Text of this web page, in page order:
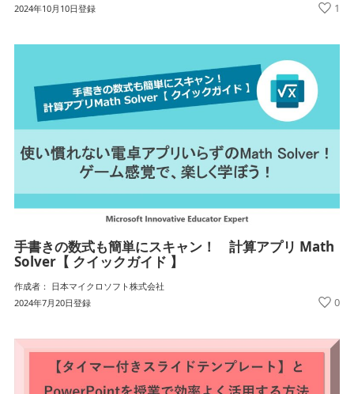
2024年10月10日登録
1
手書きの数式も簡単にスキャン！ 計算アプリ Math
Solver【 クイックガイド 】
作成者： 日本マイクロソフト株式会社
2024年7月20日登録
0